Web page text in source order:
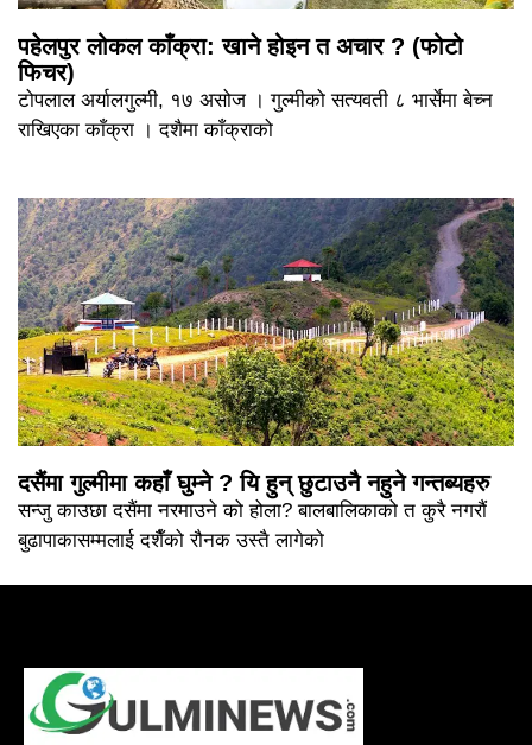
पहेलपुर लोकल काँक्रा: खाने होइन त अचार ? (फोटो
फिचर)
टोपलाल अर्यालगुल्मी, १७ असोज । गुल्मीको सत्यवती ८ भार्सेमा बेच्न
राखिएका काँक्रा । दशैमा काँक्राको
दसैंमा गुल्मीमा कहाँ घुम्ने ? यि हुन् छुटाउनै नहुने गन्तब्यहरु
सन्जु काउछा दसैंमा नरमाउने को होला? बालबालिकाको त कुरै नगरौं
बुढापाकासम्मलाई दशैँको रौनक उस्तै लागेको